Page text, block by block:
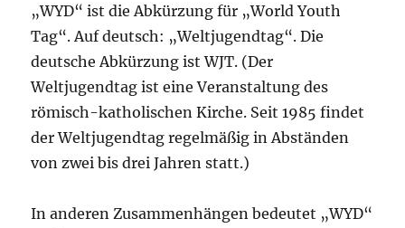
„WYD“ ist die Abkürzung für „World Youth
Tag“. Auf deutsch: „Weltjugendtag“. Die
deutsche Abkürzung ist WJT. (Der
Weltjugendtag ist eine Veranstaltung des
römisch-katholischen Kirche. Seit 1985 findet
der Weltjugendtag regelmäßig in Abständen
von zwei bis drei Jahren statt.)
In anderen Zusammenhängen bedeutet „WYD“